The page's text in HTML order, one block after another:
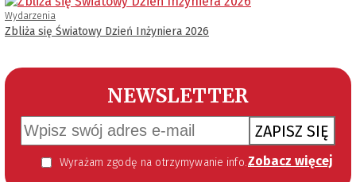
Wydarzenia
Zbliża się Światowy Dzień Inżyniera 2026
NEWSLETTER
ZAPISZ SIĘ
Wyrażam zgodę na otrzymywanie informacji handlowej kierowanej do mnie za pomocą środków komunikacji elektronicznej w szczególności poczty elektronicznej zgodnie z przepisem art. 10 ust 2 ustawy z dnia 18 lipca 2002 roku o świadczeniu usług drogą elektroniczną (Dz. U. 144 z 2002 r. poz. 1204). Zgoda jest dobrowolna, jednak jej wyrażenie jest konieczne, aby otrzymywać newsletter. Zobacz więcej